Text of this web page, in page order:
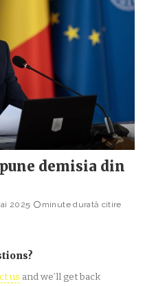
demisia din
2025
minute durată citire
us and we’ll get back